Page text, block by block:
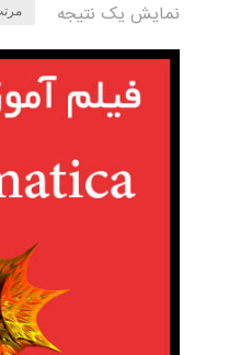
نمایش یک نتیجه